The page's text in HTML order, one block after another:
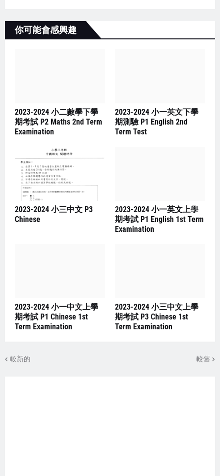
你可能會感興趣
2023-2024 小二數學下學
期考試 P2 Maths 2nd Term
Examination
2023-2024 小一英文下學
期測驗 P1 English 2nd
Term Test
2023-2024 小三中文 P3
Chinese
2023-2024 小一英文上學
期考試 P1 English 1st Term
Examination
2023-2024 小一中文上學
期考試 P1 Chinese 1st
Term Examination
2023-2024 小三中文上學
期考試 P3 Chinese 1st
Term Examination
較新的 較舊